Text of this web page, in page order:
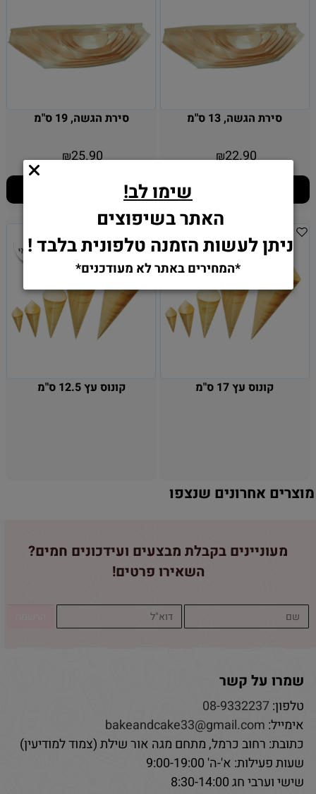
סירת הגשה, 13 ס"מ
₪22.90
סירת הגשה, 19 ס"מ
₪25.90
קונוס עץ 17 ס"מ קונוס עץ 12.5 ס"מ
מוצרים אחרונים שנצפו
מעוניינים בקבלת מבצעים ועידכונים חמים?
השאירו פרטים!
שמרו על קשר
טלפון:08-9332237
אימייל: bakeandcake33@gmail.com
כתובת: רחוב כרמל, מתחם מגה אור שילת (צמוד למודיעין)
שעות פעילות: א'-ה' 9:00-19:00
שישי וערבי חג 8:30-14:00
שימו לב!
האתר בשיפוצים
ניתן לעשות הזמנה טלפונית בלבד !
*המחירים באתר לא מעודכנים*